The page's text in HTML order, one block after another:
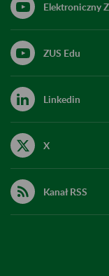
Elektroniczny
ZUS Edu
Linkedin
X
Kanał RSS